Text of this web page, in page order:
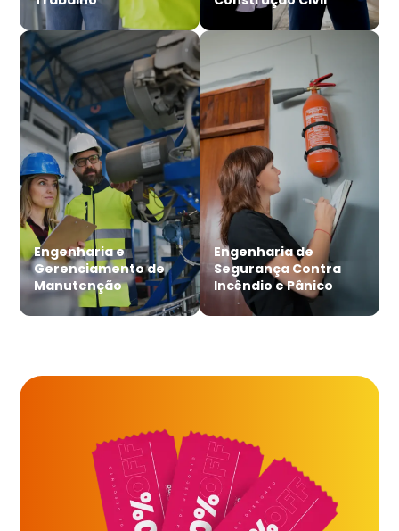
Engenharia e
Gerenciamento de
Manutenção
Engenharia de
Segurança Contra
Incêndio e Pânico